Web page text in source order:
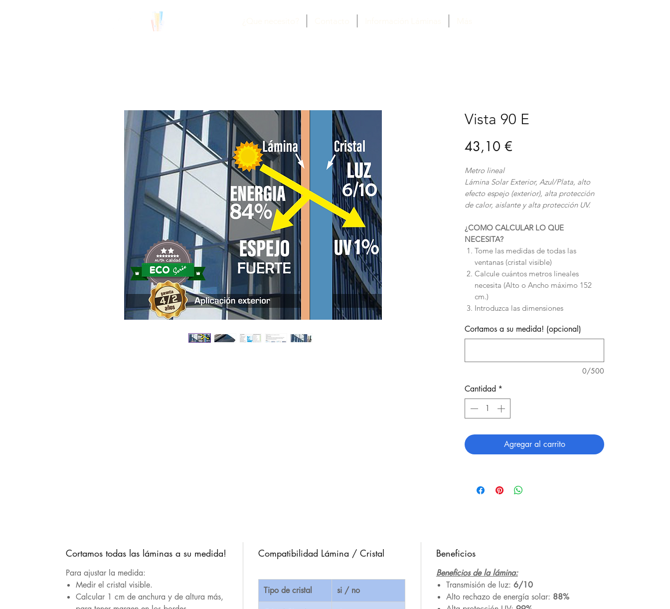
Vista 90 E
43,10 €
Metro lineal
Lámina Solar Exterior, Azul/Plata, alto
efecto espejo (exterior), alta protección
de calor, aislante y alta protección UV.
¿COMO CALCULAR LO QUE
NECESITA?
Tome las medidas de todas las
ventanas (cristal visible)
Calcule cuántos metros lineales
necesita (Alto o Ancho máximo 152
cm.)
Introduzca las dimensiones
Existe una lámina para cada
necesidad, ¿Cuál es la suya?Ante
Usted obtiene la lámina a medida para
Cortamos a su medida! (opcional)
0/500
Cantidad *
Agregar al carrito
Cortamos todas las láminas a su medida!
Para ajustar la medida:
Medir el cristal visible.
Calcular 1 cm de anchura y de altura más,
Compatibilidad Lámina / Cristal
Tipo de cristal si / no
Beneficios
Beneficios de la lámina:
Transmisión de luz: 6/10
Alto rechazo de energía solar: 88%